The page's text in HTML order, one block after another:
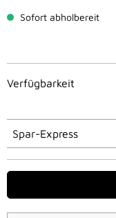
Sofort abholbereit
Verfügbarkeit
Spar-Express